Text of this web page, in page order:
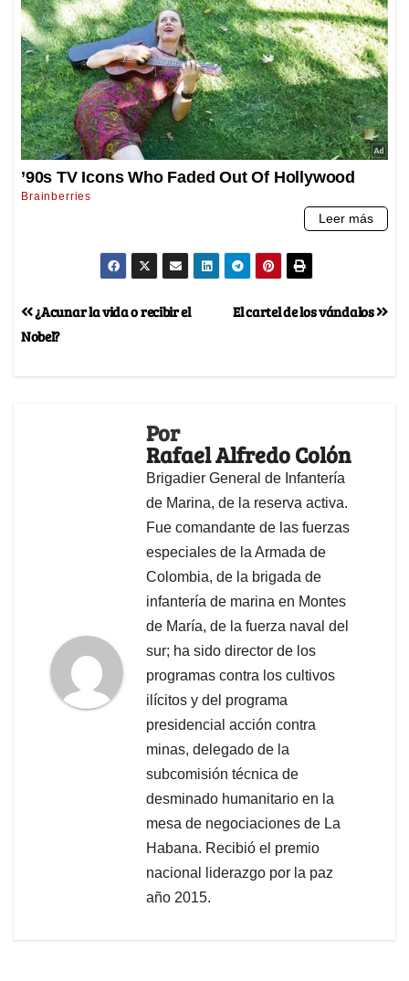
El cartel de los vándalos
¿Acunar la vida o recibir el
Nobel?
Por
Rafael Alfredo Colón
Brigadier General de Infantería
de Marina, de la reserva activa.
Fue comandante de las fuerzas
especiales de la Armada de
Colombia, de la brigada de
infantería de marina en Montes
de María, de la fuerza naval del
sur; ha sido director de los
programas contra los cultivos
ilícitos y del programa
presidencial acción contra
minas, delegado de la
subcomisión técnica de
desminado humanitario en la
mesa de negociaciones de La
Habana. Recibió el premio
nacional liderazgo por la paz
año 2015.